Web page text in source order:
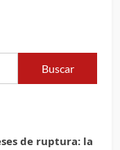
de ruptura: la